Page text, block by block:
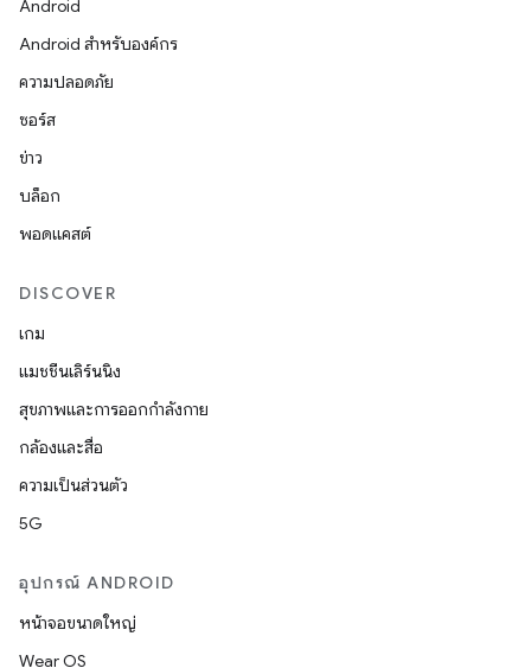
Android
Android สำหรับองค์กร
ความปลอดภัย
ซอร์ส
ข่าว
บล็อก
พอดแคสต์
DISCOVER
เกม
แมชชีนเลิร์นนิง
สุขภาพและการออกกำลังกาย
กล้องและสื่อ
ความเป็นส่วนตัว
5G
อุปกรณ์ ANDROID
หน้าจอขนาดใหญ่
Wear OS